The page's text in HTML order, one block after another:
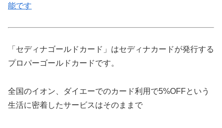
能です
「セディナゴールドカード」はセディナカードが発行する
プロパーゴールドカードです。
全国のイオン、ダイエーでのカード利用で5%OFFという
生活に密着したサービスはそのままで